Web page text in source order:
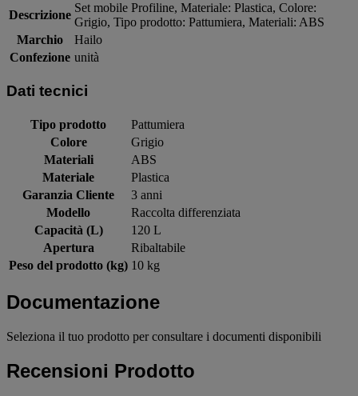
Descrizione
Set mobile Profiline, Materiale: Plastica, Colore:
Grigio, Tipo prodotto: Pattumiera, Materiali: ABS
Marchio
Hailo
Confezione unità
Dati tecnici
Tipo prodotto
Pattumiera
Colore
Grigio
Materiali
ABS
Materiale
Plastica
Garanzia Cliente
3 anni
Modello
Raccolta differenziata
Capacità (L)
120 L
Apertura
Ribaltabile
Peso del prodotto (kg) 10 kg
Documentazione
Seleziona il tuo prodotto per consultare i documenti disponibili
Recensioni Prodotto